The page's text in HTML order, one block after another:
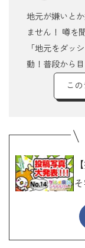
地元が嫌いと
ません！ 噂を
「地元をダッ
動！普段から
こ
そ